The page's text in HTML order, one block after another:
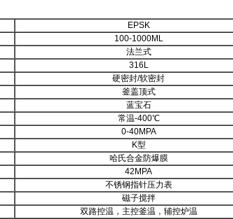
EPSK
100-1000ML
法兰式
316L
硬密封/软密封
釜盖顶式
蓝宝石
常温-400℃
0-40MPA
K型
哈氏合金防爆膜
42MPA
不锈钢指针压力表
磁子搅拌
双路控温，主控釜温，辅控炉温